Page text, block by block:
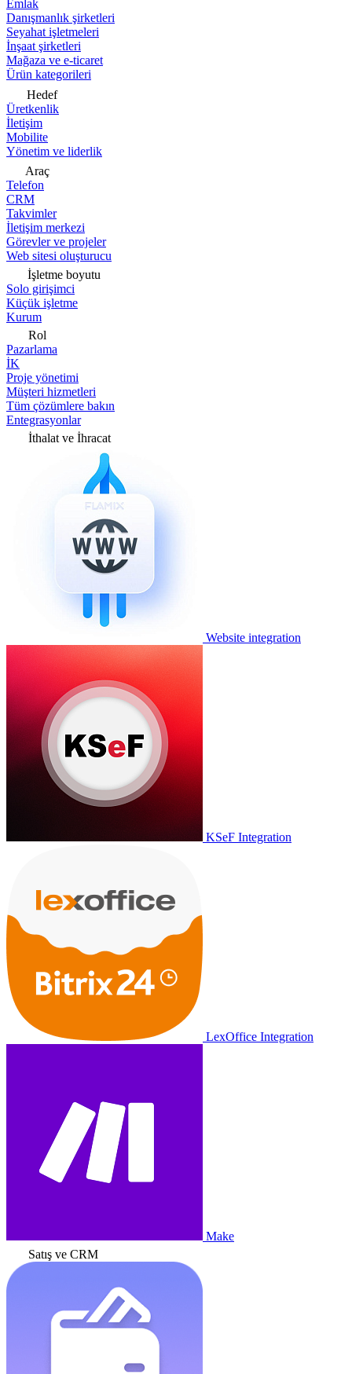
Emlak
Danışmanlık şirketleri
Seyahat işletmeleri
İnşaat şirketleri
Mağaza ve e-ticaret
Ürün kategorileri
Hedef
Üretkenlik
İletişim
Mobilite
Yönetim ve liderlik
Araç
Telefon
CRM
Takvimler
İletişim merkezi
Görevler ve projeler
Web sitesi oluşturucu
İşletme boyutu
Solo girişimci
Küçük işletme
Kurum
Rol
Pazarlama
İK
Proje yönetimi
Müşteri hizmetleri
Tüm çözümlere bakın
Entegrasyonlar
İthalat ve İhracat
Website integration
KSeF Integration
LexOffice Integration
Make
Satış ve CRM